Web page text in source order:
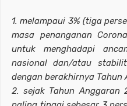
1. melampaui 3% (tiga
masa penanganan
untuk menghadapi
nasional dan/atau
dengan berakhirnya Tahun
2. sejak Tahun Anggaran